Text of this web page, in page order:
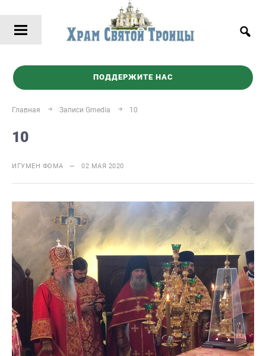
ПОДДЕРЖИТЕ НАС
Главная Записи Gmedia 10
10
ИГУМЕН ФОМА — 02 МАЯ 2020